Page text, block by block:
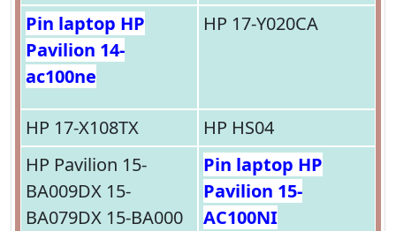
Pin laptop HP
Pavilion 14-
ac100ne
HP 17-Y020CA
HP 17-X108TX
HP HS04
HP Pavilion 15-
BA009DX 15-
BA079DX 15-BA000
Pin laptop HP
Pavilion 15-
AC100NI